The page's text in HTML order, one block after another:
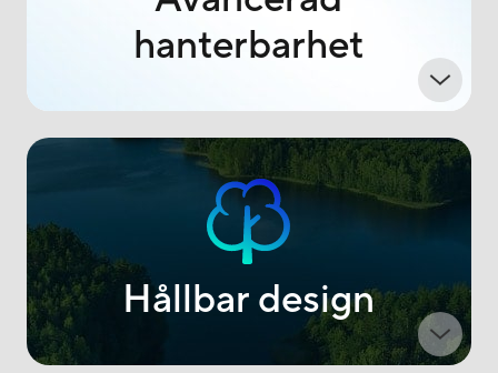
hanterbarhet
Hållbar design